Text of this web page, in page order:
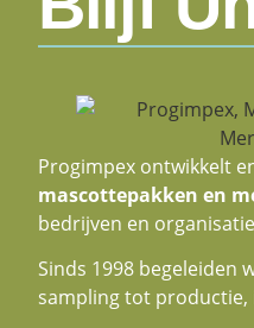
Progimpex ontwikkelt
mascottepakken en
bedrijven en
Sinds 1998 begeleiden
sampling tot productie,